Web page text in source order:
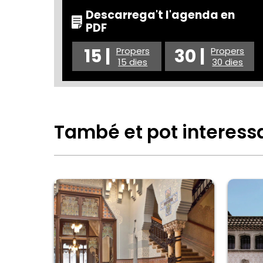
Descarrega't l'agenda en
PDF
15 | Propers
15 dies
30 | Propers
30 dies
També et pot